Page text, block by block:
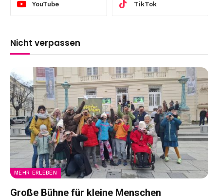
YouTube TikTok
Nicht verpassen
MEHR ERLEBEN
Große Bühne für kleine Menschen